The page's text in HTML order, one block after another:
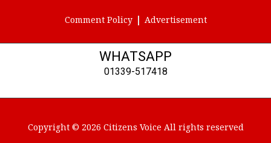
Comment Policy Advertisement
WHATSAPP
01339-517418
Copyright © 2026 Citizens Voice All rights reserved